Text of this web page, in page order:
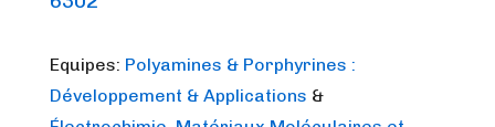
Equipes: Polyamines & Porphyrines :
Développement & Applications &